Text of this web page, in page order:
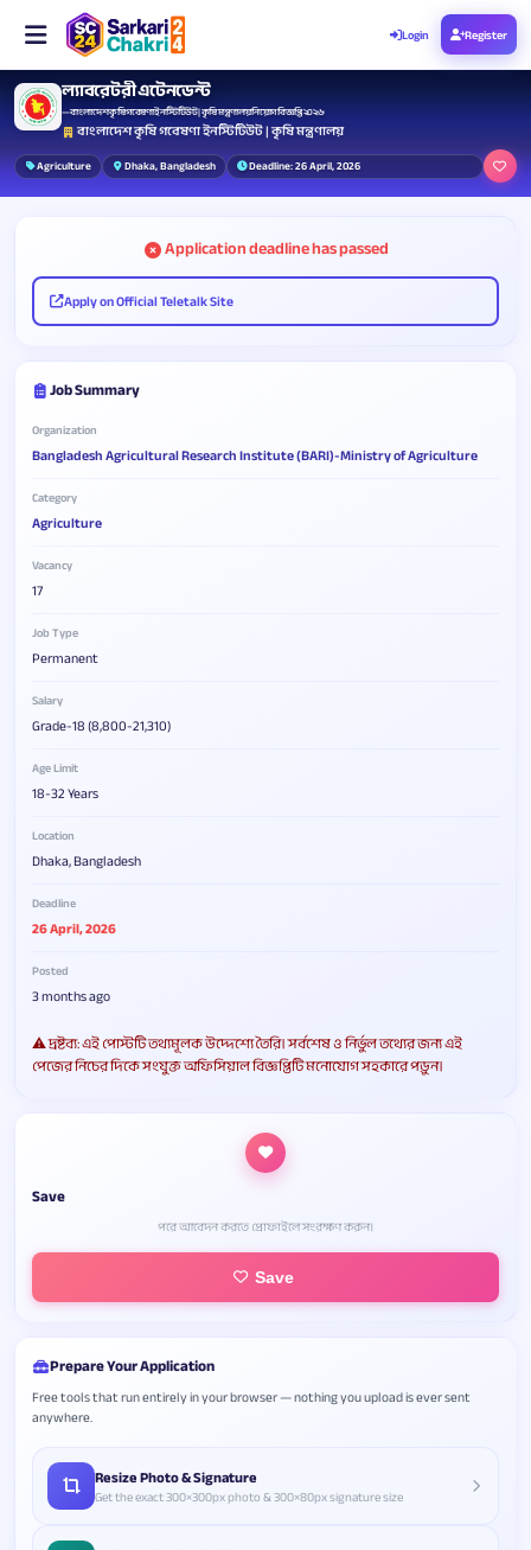
Login Register
ল্যাবরেটরী এটেনডেন্ট
— বাংলাদেশ কৃষি গবেষণা ইনস্টিটিউট | কৃষি মন্ত্রণালয় নিয়োগ বিজ্ঞপ্তি ২০২৬
বাংলাদেশ কৃষি গবেষণা ইনস্টিটিউট | কৃষি মন্ত্রণালয়
Agriculture Dhaka, Bangladesh Deadline: 26 April, 2026
Application deadline has passed
Apply on Official Teletalk Site
Job Summary
Organization
Bangladesh Agricultural Research Institute (BARI)-Ministry of Agriculture
Category
Agriculture
Vacancy
17
Job Type
Permanent
Salary
Grade-18 (8,800-21,310)
Age Limit
18-32 Years
Location
Dhaka, Bangladesh
Deadline
26 April, 2026
Posted
3 months ago
⚠️ দ্রষ্টব্য: এই পোস্টটি তথ্যমূলক উদ্দেশ্যে তৈরি। সর্বশেষ ও নির্ভুল তথ্যের জন্য এই
পেজের নিচের দিকে সংযুক্ত অফিসিয়াল বিজ্ঞপ্তিটি মনোযোগ সহকারে পড়ুন।
Save
পরে আবেদন করতে প্রোফাইলে সংরক্ষণ করুন।
Save
Prepare Your Application
Free tools that run entirely in your browser — nothing you upload is ever sent
anywhere.
Resize Photo & Signature
Get the exact 300×300px photo & 300×80px signature size